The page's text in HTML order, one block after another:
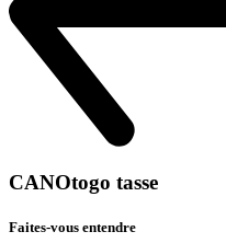
CANOtogo tasse
Faites-vous entendre